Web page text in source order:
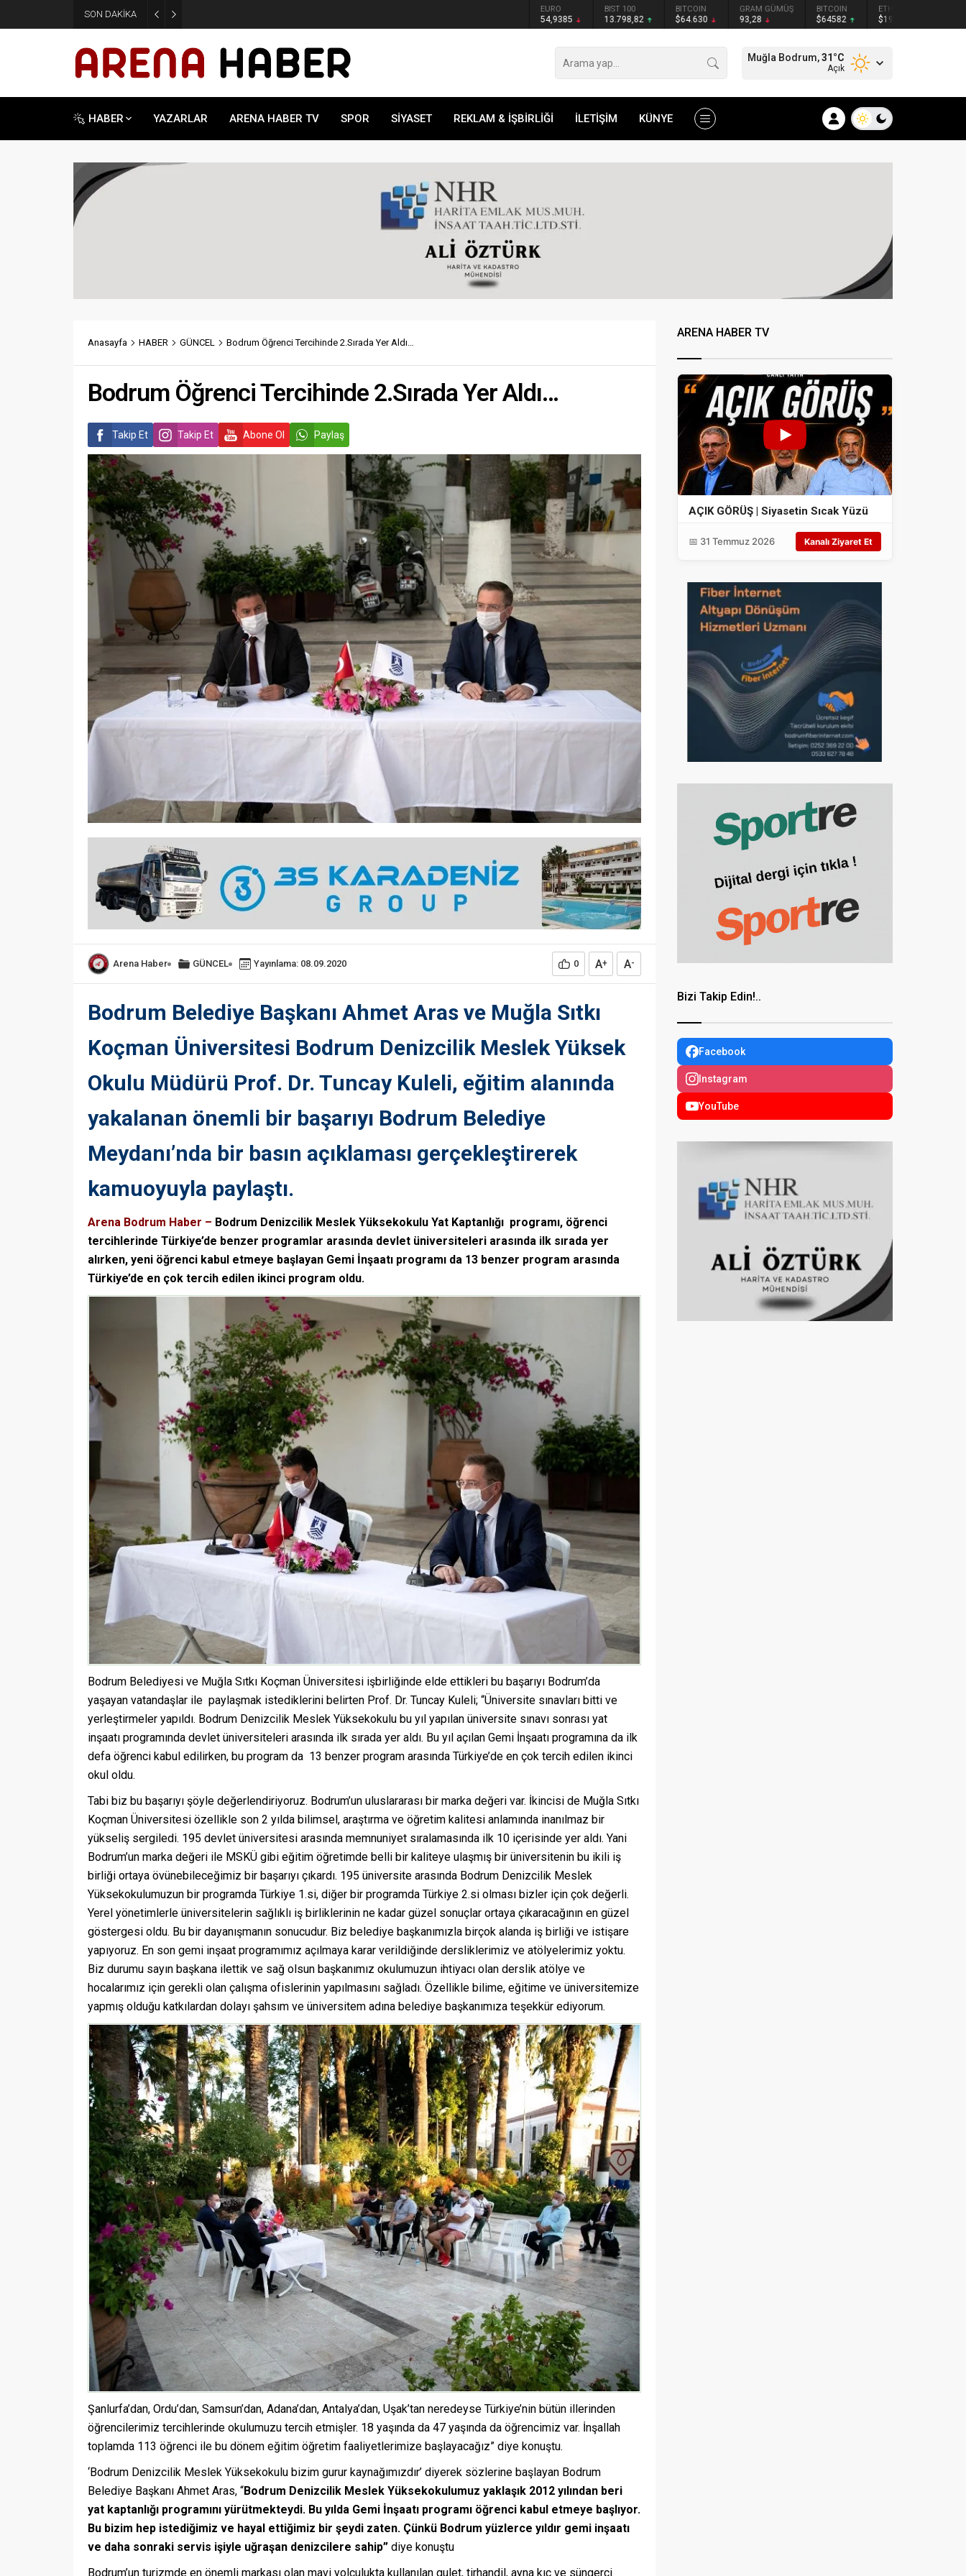
SON DAKİKA EURO
54,9385
BIST 100
13.798,82
BITCOIN
$64.630
GRAM GÜMÜŞ
93,28
BITCOIN
$64582
ETHEREUM
$1909.5
Muğla Bodrum,31°C
Açık
HABER YAZARLAR ARENA HABER TV SPOR SİYASET REKLAM & İŞBİRLİĞİ İLETİŞİM KÜNYE
Anasayfa HABER GÜNCEL Bodrum Öğrenci Tercihinde 2.Sırada Yer Aldı…
Bodrum Öğrenci Tercihinde 2.Sırada Yer Aldı…
Takip Et Takip Et Abone Ol Paylaş
Arena Haber GÜNCEL Yayınlama: 08.09.2020 0 A+ A-
Bodrum Belediye Başkanı Ahmet Aras ve Muğla Sıtkı
Koçman Üniversitesi Bodrum Denizcilik Meslek Yüksek
Okulu Müdürü Prof. Dr. Tuncay Kuleli, eğitim alanında
yakalanan önemli bir başarıyı Bodrum Belediye
Meydanı’nda bir basın açıklaması gerçekleştirerek
kamuoyuyla paylaştı.
Arena Bodrum Haber – Bodrum Denizcilik Meslek Yüksekokulu Yat Kaptanlığı programı, öğrenci
tercihlerinde Türkiye’de benzer programlar arasında devlet üniversiteleri arasında ilk sırada yer
alırken, yeni öğrenci kabul etmeye başlayan Gemi İnşaatı programı da 13 benzer program arasında
Türkiye’de en çok tercih edilen ikinci program oldu.
Bodrum Belediyesi ve Muğla Sıtkı Koçman Üniversitesi işbirliğinde elde ettikleri bu başarıyı Bodrum’da
yaşayan vatandaşlar ile paylaşmak istediklerini belirten Prof. Dr. Tuncay Kuleli; “Üniversite sınavları bitti ve
yerleştirmeler yapıldı. Bodrum Denizcilik Meslek Yüksekokulu bu yıl yapılan üniversite sınavı sonrası yat
inşaatı programında devlet üniversiteleri arasında ilk sırada yer aldı. Bu yıl açılan Gemi İnşaatı programına da ilk
defa öğrenci kabul edilirken, bu program da 13 benzer program arasında Türkiye’de en çok tercih edilen ikinci
okul oldu.
Tabi biz bu başarıyı şöyle değerlendiriyoruz. Bodrum’un uluslararası bir marka değeri var. İkincisi de Muğla Sıtkı
Koçman Üniversitesi özellikle son 2 yılda bilimsel, araştırma ve öğretim kalitesi anlamında inanılmaz bir
yükseliş sergiledi. 195 devlet üniversitesi arasında memnuniyet sıralamasında ilk 10 içerisinde yer aldı. Yani
Bodrum’un marka değeri ile MSKÜ gibi eğitim öğretimde belli bir kaliteye ulaşmış bir üniversitenin bu ikili iş
birliği ortaya övünebileceğimiz bir başarıyı çıkardı. 195 üniversite arasında Bodrum Denizcilik Meslek
Yüksekokulumuzun bir programda Türkiye 1.si, diğer bir programda Türkiye 2.si olması bizler için çok değerli.
Yerel yönetimlerle üniversitelerin sağlıklı iş birliklerinin ne kadar güzel sonuçlar ortaya çıkaracağının en güzel
göstergesi oldu. Bu bir dayanışmanın sonucudur. Biz belediye başkanımızla birçok alanda iş birliği ve istişare
yapıyoruz. En son gemi inşaat programımız açılmaya karar verildiğinde dersliklerimiz ve atölyelerimiz yoktu.
Biz durumu sayın başkana ilettik ve sağ olsun başkanımız okulumuzun ihtiyacı olan derslik atölye ve
hocalarımız için gerekli olan çalışma ofislerinin yapılmasını sağladı. Özellikle bilime, eğitime ve üniversitemize
yapmış olduğu katkılardan dolayı şahsım ve üniversitem adına belediye başkanımıza teşekkür ediyorum.
Şanlurfa’dan, Ordu’dan, Samsun’dan, Adana’dan, Antalya’dan, Uşak’tan neredeyse Türkiye’nin bütün illerinden
öğrencilerimiz tercihlerinde okulumuzu tercih etmişler. 18 yaşında da 47 yaşında da öğrencimiz var. İnşallah
toplamda 113 öğrenci ile bu dönem eğitim öğretim faaliyetlerimize başlayacağız” diye konuştu.
‘Bodrum Denizcilik Meslek Yüksekokulu bizim gurur kaynağımızdır’ diyerek sözlerine başlayan Bodrum
Belediye Başkanı Ahmet Aras, “Bodrum Denizcilik Meslek Yüksekokulumuz yaklaşık 2012 yılından beri
yat kaptanlığı programını yürütmekteydi. Bu yılda Gemi İnşaatı programı öğrenci kabul etmeye başlıyor.
Bu bizim hep istediğimiz ve hayal ettiğimiz bir şeydi zaten. Çünkü Bodrum yüzlerce yıldır gemi inşaatı
ve daha sonraki servis işiyle uğraşan denizcilere sahip” diye konuştu
Bodrum’un turizmde en önemli markası olan mavi yolculukta kullanılan gulet, tirhandil, ayna kıç ve süngerci
ARENA HABER TV
AÇIK GÖRÜŞ | Siyasetin Sıcak Yüzü
📅 31 Temmuz 2026 Kanalı Ziyaret Et
Bizi Takip Edin!..
Facebook
Instagram
YouTube